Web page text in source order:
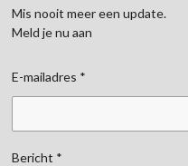
Mis nooit meer een update.
Meld je nu aan
E-mailadres *
Bericht *